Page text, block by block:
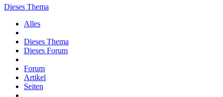
Dieses Thema
Alles
Dieses Thema
Dieses Forum
Forum
Artikel
Seiten